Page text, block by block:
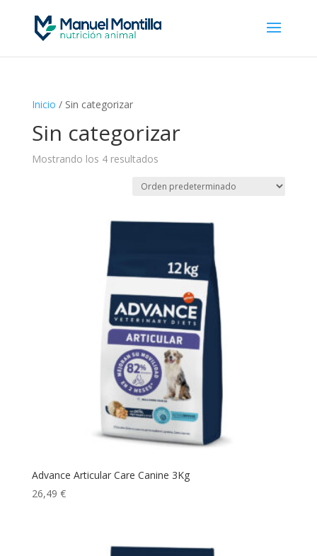
Inicio / Sin categorizar
Sin categorizar
Mostrando los 4 resultados
Advance Articular Care Canine 3Kg
26,49 €